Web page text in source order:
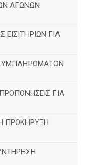
ΑΓΩΝΩΝ
ΓΙΑ
ΓΙΑ
ΠΡΟΚΗΡΥΞΗ